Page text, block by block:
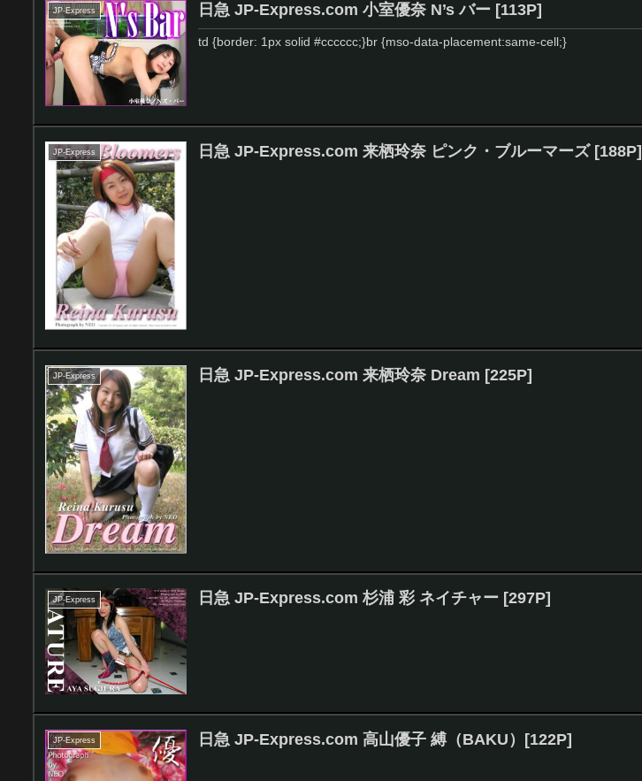
JP-Express 日急 JP-Express.com 小室優奈 N’s バー [113P]
td {border: 1px solid #cccccc;}br {mso-data-placement:same-cell;}
JP-Express 日急 JP-Express.com 来栖玲奈 ピンク・ブルーマーズ [188P]
JP-Express 日急 JP-Express.com 来栖玲奈 Dream [225P]
JP-Express 日急 JP-Express.com 杉浦 彩 ネイチャー [297P]
JP-Express 日急 JP-Express.com 高山優子 縛（BAKU）[122P]